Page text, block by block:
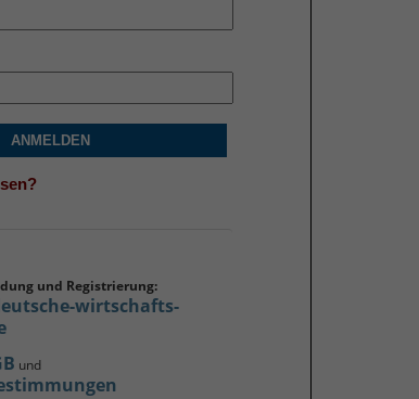
ANMELDEN
und Registrierung:
wirtschafts-
und